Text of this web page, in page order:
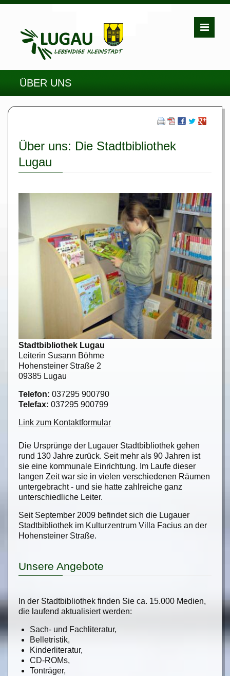
ÜBER UNS
Über uns: Die Stadtbibliothek
Lugau
Stadtbibliothek Lugau
Leiterin Susann Böhme
Hohensteiner Straße 2
09385 Lugau
Telefon: 037295 900790
Telefax: 037295 900799
Link zum Kontaktformular
Die Ursprünge der Lugauer Stadtbibliothek gehen
rund 130 Jahre zurück. Seit mehr als 90 Jahren ist
sie eine kommunale Einrichtung. Im Laufe dieser
langen Zeit war sie in vielen verschiedenen Räumen
untergebracht - und sie hatte zahlreiche ganz
unterschiedliche Leiter.
Seit September 2009 befindet sich die Lugauer
Stadtbibliothek im Kulturzentrum Villa Facius an der
Hohensteiner Straße.
Unsere Angebote
In der Stadtbibliothek finden Sie ca. 15.000 Medien,
die laufend aktualisiert werden:
Sach- und Fachliteratur,
Belletristik,
Kinderliteratur,
CD-ROMs,
Tonträger,